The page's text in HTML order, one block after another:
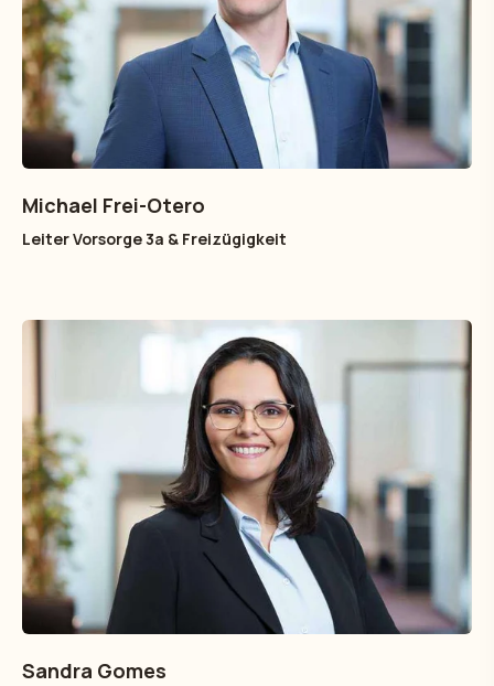
Michael Frei-Otero
Leiter Vorsorge 3a & Freizügigkeit
Sandra Gomes